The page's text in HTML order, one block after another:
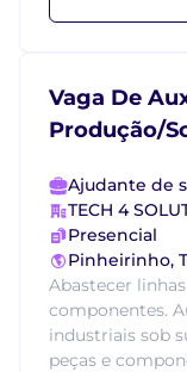
Vaga De
Produção/
Ajudante de
TECH 4
Presencial
Pinheirinho,
Abastecer
componentes.
industriais sob
peças e